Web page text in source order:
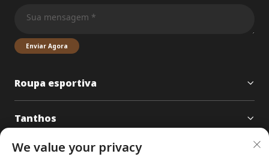
Enviar Agora
Roupa esportiva
Tanthos
CONTATO
We value your privacy